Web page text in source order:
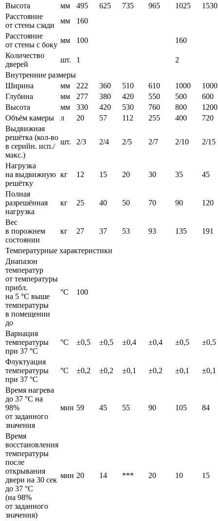
Высота
мм 495 625 735 965 1025
1530
Расстояние
от стены сзади
мм
160
Расстояние
от стены с боку
мм 100
160
Количество
дверей
шт. 1
2
Внутренние размеры
Ширина
мм 222 360 510 610 1000
1000
Глубина
мм 277 380 420 550 500
600
Высота
мм 330 420 530 760 800
1200
Объём камеры
л 20 57 112 255 400
720
Выдвижная
решётка (кол-во
в серийн. исп./
макс.)
шт. 2/3 2/4 2/5 2/7 2/10 2/15
Нагрузка
на выдвижную
решётку
кг 12 15 20 30 35 45
Полная
разрешённая
нагрузка
кг 25 40 50 70 90 120
Вес
в порожнем
состоянии
кг 27 37 53 93 135 191
Температурные характеристики
Диапазон
температур
от температуры
прибл.
на 5 °C выше
температуры
в помещении
до
°C 100
Вариация
температуры
при 37 °C
°C ±0,5 ±0,5 ±0,4 ±0,4 ±0,5 ±0,5
Флуктуация
температуры
при 37 °C
°C ±0,2 ±0,2 ±0,1 ±0,2 ±0,1 ±0,1
Время нагрева
до 37 °C на
98%
от заданного
значения
мин 59 45 55 90 105 84
Время
восстановления
температуры
после
открывания
двери на 30 сек
до 37 °C
(на 98%
от заданного
значения)
мин 20 14 *** 20 10 15